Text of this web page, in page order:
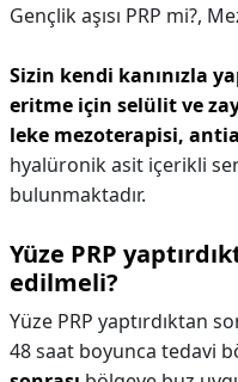
Gençlik aşısı PRP mi?,
Sizin kendi kanınızla
eritme için selülit ve
leke mezoterapisi,
hyalüronik asit içerikli
bulunmaktadır.
Yüze PRP
edilmeli?
Yüze PRP yaptırdıktan
48 saat boyunca tedavi